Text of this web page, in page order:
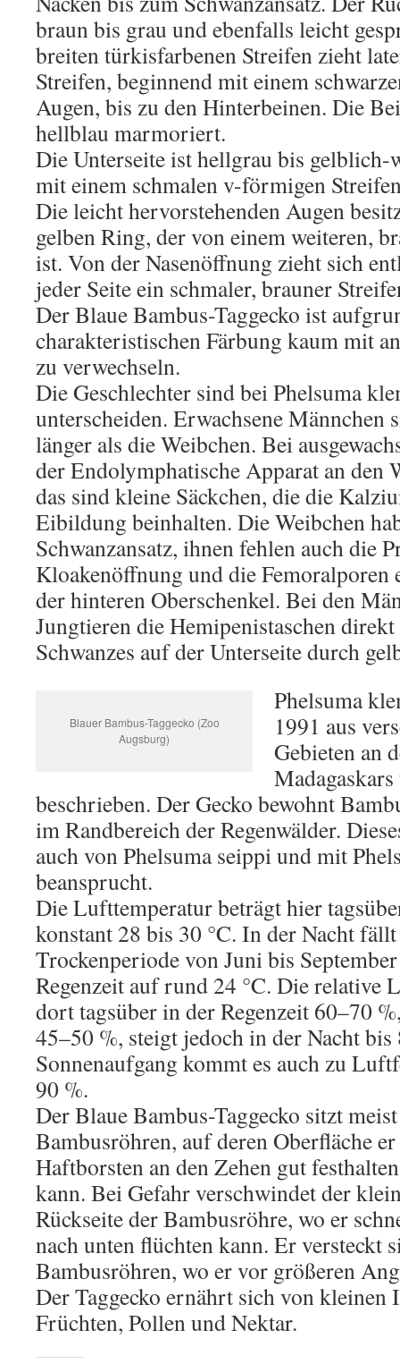
braun bis grau und ebenfalls leicht
breiten türkisfarbenen Streifen zieht
Streifen, beginnend mit einem
Augen, bis zu den Hinterbeinen. Die
hellblau marmoriert.
Die Unterseite ist hellgrau bis gelblich-
mit einem schmalen v-förmigen
Die leicht hervorstehenden Augen
gelben Ring, der von einem weiteren,
ist. Von der Nasenöffnung zieht sich
jeder Seite ein schmaler, brauner
Der Blaue Bambus-Taggecko ist
charakteristischen Färbung kaum mit
zu verwechseln.
Die Geschlechter sind bei Phelsuma
unterscheiden. Erwachsene Männchen
länger als die Weibchen. Bei
der Endolymphatische Apparat an den
das sind kleine Säckchen, die die
Eibildung beinhalten. Die Weibchen
Schwanzansatz, ihnen fehlen auch die
Kloakenöffnung und die Femoralporen
der hinteren Oberschenkel. Bei den
Jungtieren die Hemipenistaschen direkt
Schwanzes auf der Unterseite durch
Blauer Bambus-Taggecko (Zoo
Augsburg)
Phelsuma
1991 aus
Gebieten an
beschrieben. Der Gecko bewohnt
im Randbereich der Regenwälder.
auch von Phelsuma seippi und mit
beansprucht.
Die Lufttemperatur beträgt hier
konstant 28 bis 30 °C. In der Nacht
Trockenperiode von Juni bis
Regenzeit auf rund 24 °C. Die relative
dort tagsüber in der Regenzeit 60–70
45–50 %, steigt jedoch in der Nacht
Sonnenaufgang kommt es auch zu
90 %.
Der Blaue Bambus-Taggecko sitzt
Bambusröhren, auf deren Oberfläche
Haftborsten an den Zehen gut
kann. Bei Gefahr verschwindet der
Rückseite der Bambusröhre, wo er
nach unten flüchten kann. Er versteckt
Bambusröhren, wo er vor größeren
Der Taggecko ernährt sich von kleinen
Früchten, Pollen und Nektar.